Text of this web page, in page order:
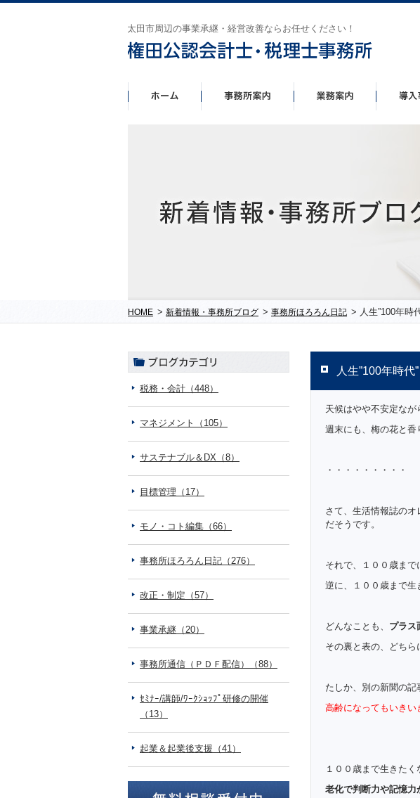
太田市周辺の事業承継・経営改善ならお任せください！
HOME > 新着情報・事務所ブログ > 事務所ほろろん日記 > 人生”100年時
人生”100年時代
天候はやや不安定なが
週末にも、梅の花と香
・・・・・・・・・
さて、生活情報誌の
だそうです。
それで、１００歳まで
逆に、１００歳まで生
どんなことも、 プラス
その裏と表の、どちら
たしか、別の新聞の記
高齢になってもいきい
１００歳まで生きた
老化で判断力や記憶力
税務・会計（448）
マネジメント（105）
サステナブル＆DX（8）
目標管理（17）
モノ・コト編集（66）
事務所ほろろん日記（276）
改正・制定（57）
事業承継（20）
事務所通信（ＰＤＦ配信）（88）
ｾﾐﾅｰ/講師/ﾜｰｸｼｮｯﾌﾟ研修の開催
（13）
起業＆起業後支援（41）